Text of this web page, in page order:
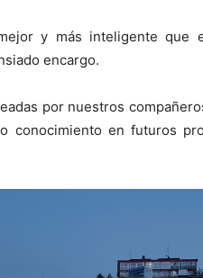
y más inteligente que
encargo.
por nuestros
conocimiento en futuros